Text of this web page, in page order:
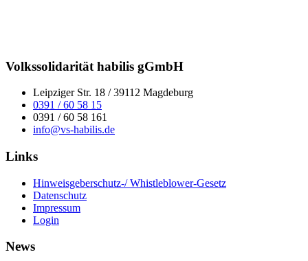
Volkssolidarität habilis gGmbH
Leipziger Str. 18 / 39112 Magdeburg
0391 / 60 58 15
0391 / 60 58 161
info@vs-habilis.de
Links
Hinweisgeberschutz-/ Whistleblower-Gesetz
Datenschutz
Impressum
Login
News